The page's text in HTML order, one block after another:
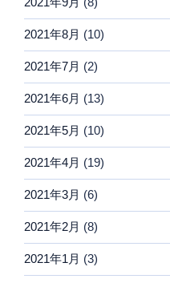
2021年8月 (10)
2021年7月 (2)
2021年6月 (13)
2021年5月 (10)
2021年4月 (19)
2021年3月 (6)
2021年2月 (8)
2021年1月 (3)